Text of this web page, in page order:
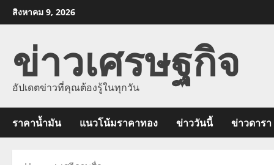
Skip
to
สิงหาคม 9, 2026
ข่าวเศรษฐกิจ
อัปเดตข่าวที่คุณต้องรู้ในทุกวัน
ราคาน้ำมัน แนวโน้มราคาทอง ข่าววันนี้ ข่าวดารา